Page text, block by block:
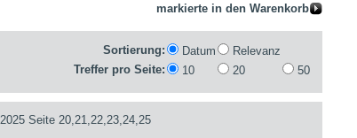
Sortierung: Datum
Relevanz
Treffer pro Seite:
10 20 50
Seite 20,21,22,23,24,25